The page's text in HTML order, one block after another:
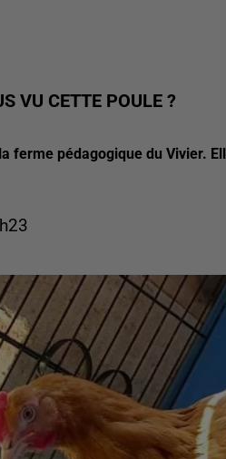
VU CETTE POULE ?
ferme pédagogique du Vivier.